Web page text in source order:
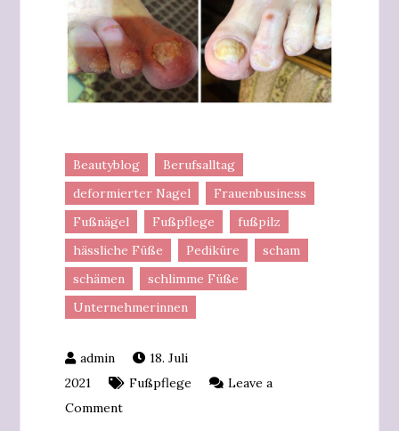
Beautyblog
Berufsalltag
deformierter Nagel
Frauenbusiness
Fußnägel
Fußpflege
fußpilz
hässliche Füße
Pediküre
scham
schämen
schlimme Füße
Unternehmerinnen
18. Juli
2021
Fußpflege
Leave a
Commenton